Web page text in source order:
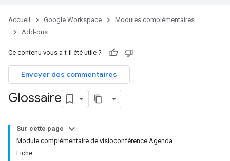
Accueil Google Workspace
Modules complémentaires
Add-ons
Ce contenu vous a-t-il été utile ?
Envoyer des commentaires
Glossaire
Sur cette page
Module complémentaire de visioconférence Agenda
Fiche